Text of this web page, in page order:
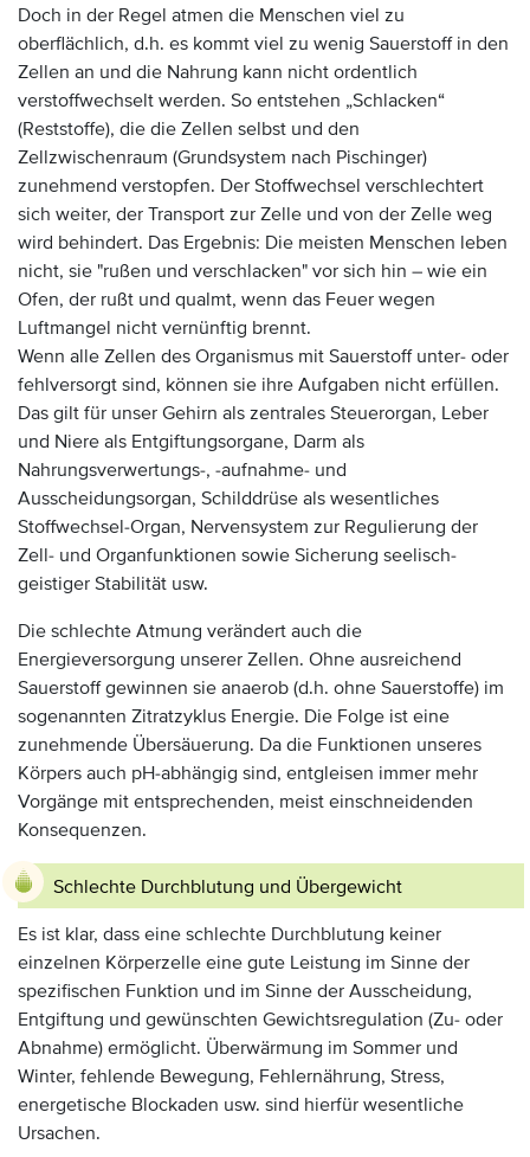
Doch in der Regel atmen die Menschen viel zu
oberflächlich, d.h. es kommt viel zu wenig Sauerstoff in den
Zellen an und die Nahrung kann nicht ordentlich
verstoffwechselt werden. So entstehen „Schlacken“
(Reststoffe), die die Zellen selbst und den
Zellzwischenraum (Grundsystem nach Pischinger)
zunehmend verstopfen. Der Stoffwechsel verschlechtert
sich weiter, der Transport zur Zelle und von der Zelle weg
wird behindert. Das Ergebnis: Die meisten Menschen leben
nicht, sie "rußen und verschlacken" vor sich hin – wie ein
Ofen, der rußt und qualmt, wenn das Feuer wegen
Luftmangel nicht vernünftig brennt.
Wenn alle Zellen des Organismus mit Sauerstoff unter- oder
fehlversorgt sind, können sie ihre Aufgaben nicht erfüllen.
Das gilt für unser Gehirn als zentrales Steuerorgan, Leber
und Niere als Entgiftungsorgane, Darm als
Nahrungsverwertungs-, -aufnahme- und
Ausscheidungsorgan, Schilddrüse als wesentliches
Stoffwechsel-Organ, Nervensystem zur Regulierung der
Zell- und Organfunktionen sowie Sicherung seelisch-
geistiger Stabilität usw.
Die schlechte Atmung verändert auch die
Energieversorgung unserer Zellen. Ohne ausreichend
Sauerstoff gewinnen sie anaerob (d.h. ohne Sauerstoffe) im
sogenannten Zitratzyklus Energie. Die Folge ist eine
zunehmende Übersäuerung. Da die Funktionen unseres
Körpers auch pH-abhängig sind, entgleisen immer mehr
Vorgänge mit entsprechenden, meist einschneidenden
Konsequenzen.
Schlechte Durchblutung und Übergewicht
Es ist klar, dass eine schlechte Durchblutung keiner
einzelnen Körperzelle eine gute Leistung im Sinne der
spezifischen Funktion und im Sinne der Ausscheidung,
Entgiftung und gewünschten Gewichtsregulation (Zu- oder
Abnahme) ermöglicht. Überwärmung im Sommer und
Winter, fehlende Bewegung, Fehlernährung, Stress,
energetische Blockaden usw. sind hierfür wesentliche
Ursachen.